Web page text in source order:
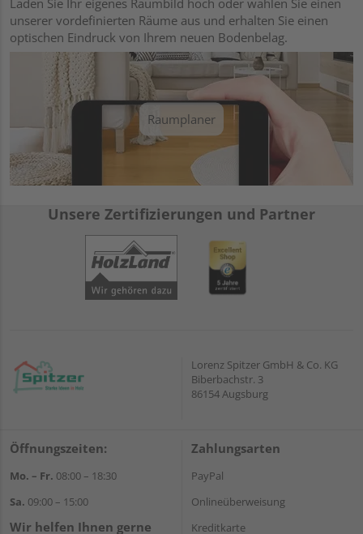
unserer vordefinierten Räume aus und erhalten Sie einen
optischen Eindruck von Ihrem neuen Bodenbelag.
Raumplaner
Unsere Zertifizierungen und Partner
Lorenz Spitzer GmbH & Co. KG
Biberbachstr. 3
86154 Augsburg
Öffnungszeiten:
Mo. – Fr. 08:00 – 18:30
Sa. 09:00 – 15:00
Wir helfen Ihnen gerne
Zahlungsarten
PayPal
Onlineüberweisung
Kreditkarte